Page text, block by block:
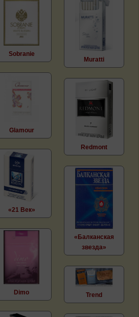
Sobranie
Glamour
«21 Век»
Dimo
Muratti
Redmont
«Балканская
звезда»
Trend